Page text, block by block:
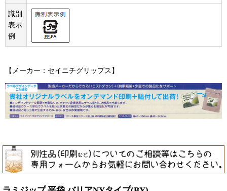
識別
表示
例
【メーカー：セイニチグリップス】